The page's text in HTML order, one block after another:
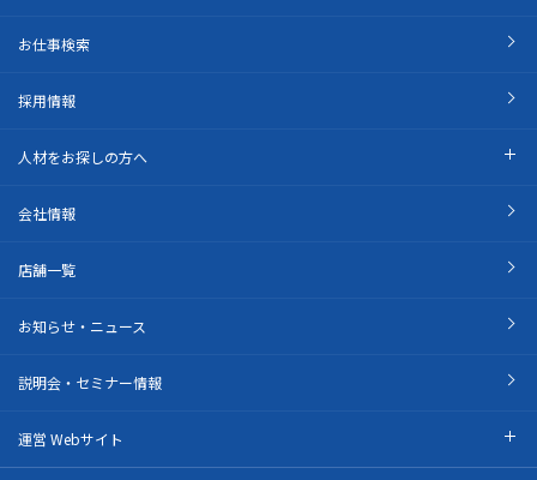
お仕事検索
採用情報
人材をお探しの方へ
会社情報
店舗一覧
お知らせ・ニュース
説明会・セミナー情報
運営 Webサイト